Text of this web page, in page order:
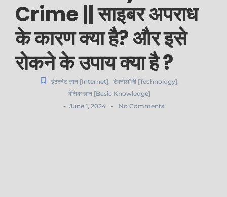
Crime || साइबर अपराध
के कारण क्या है? और इसे
रोकने के उपाय क्या है ?
इंटरनेट ज्ञान [Internet], टेक्नोलॉजी [Technology],
बेसिक ज्ञान [Basic Knowledge]
- June 1, 2024 - No Comments